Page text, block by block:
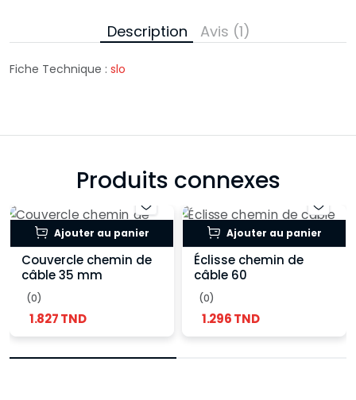
Description Avis (1)
Fiche Technique : slo
Produits connexes
Ajouter au panier
Couvercle chemin de
câble 35 mm
(0)
1.827 TND
Ajouter au panier
Éclisse chemin de
câble 60
(0)
1.296 TND